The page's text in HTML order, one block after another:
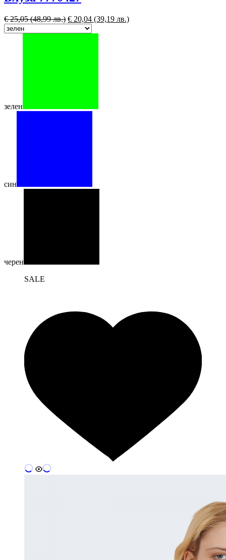
€25,05(48,99 лв.) € 20,04 (39,19 лв.)
зелен
син
черен
SALE